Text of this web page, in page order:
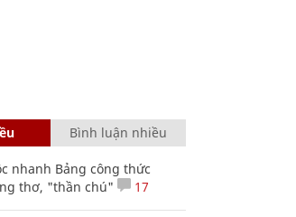
Bình luận nhiều
nhanh Bảng công thức
thơ, "thần chú"
17